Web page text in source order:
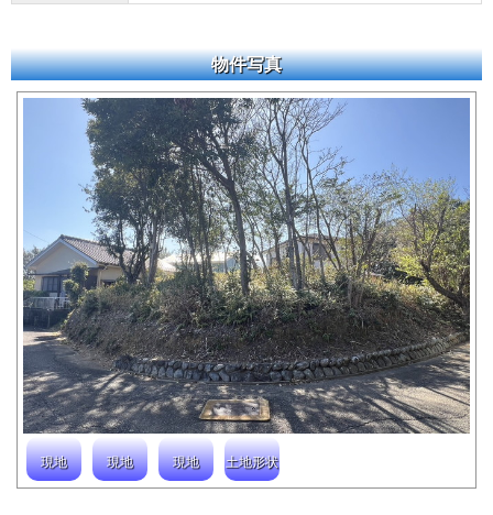
物件写真
現地 現地 現地 土地形状